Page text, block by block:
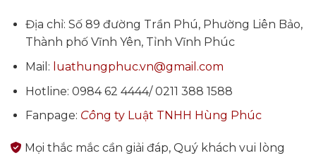
Địa chỉ: Số 89 đường Trần Phú, Phường Liên Bảo,
Thành phố Vĩnh Yên, Tỉnh Vĩnh Phúc
Mail: luathungphuc.vn@gmail.com
Hotline: 0984 62 4444/ 0211 388 1588
Fanpage: Công ty Luật TNHH Hùng Phúc
Mọi thắc mắc cần giải đáp, Quý khách vui lòng